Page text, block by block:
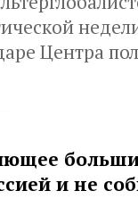
Центра
и не